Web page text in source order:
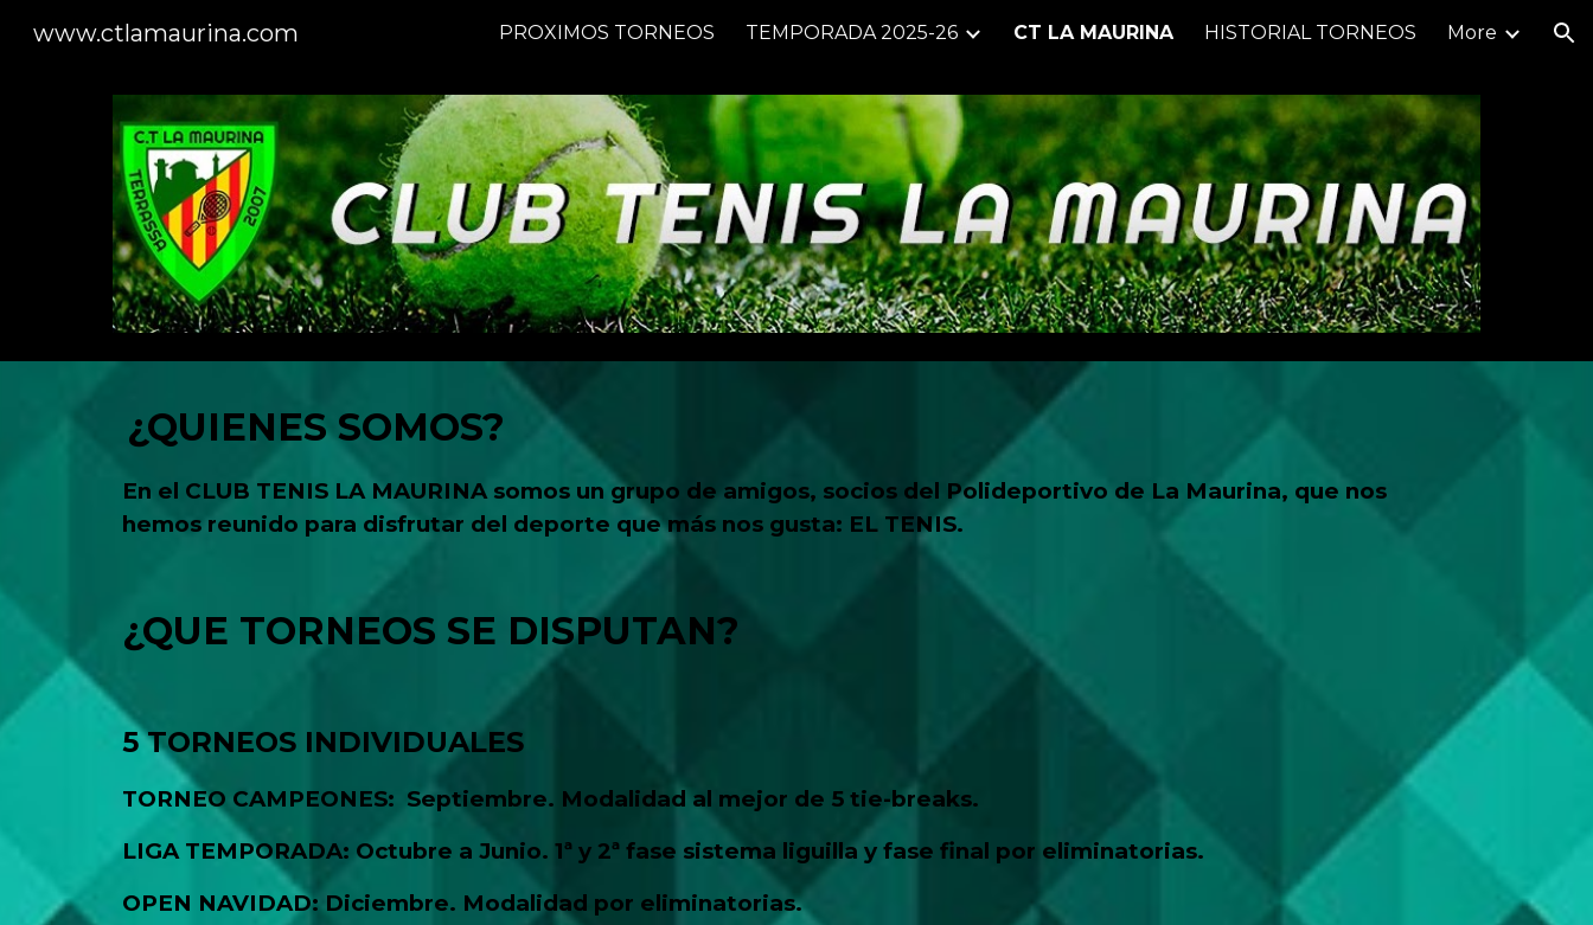
Skip to main content Skip to navigation
www.ctlamaurina.com PROXIMOS TORNEOS TEMPORADA 2025-26 CT LA MAURINA HISTORIAL TORNEOS More
¿QUIENES SOMOS?
En el CLUB TENIS LA MAURINA somos un grupo de amigos, socios del Polideportivo de La Maurina, que nos
hemos reunido para disfrutar del deporte que más nos gusta: EL TENIS.
¿QUE TORNEOS SE DISPUTAN?
5 TORNEOS INDIVIDUALES
TORNEO CAMPEONES: Septiembre. Modalidad al mejor de 5 tie-breaks.
LIGA TEMPORADA: Octubre a Junio. 1ª y 2ª fase sistema liguilla y fase final por eliminatorias.
OPEN NAVIDAD: Diciembre. Modalidad por eliminatorias.